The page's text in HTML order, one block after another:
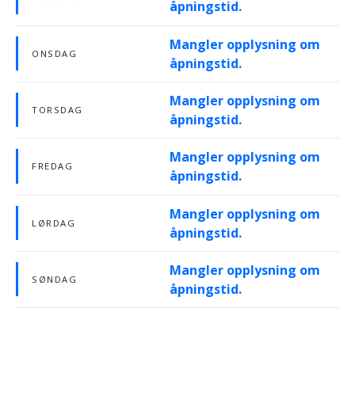
åpningstid.
ONSDAG
Mangler opplysning om
åpningstid.
TORSDAG
Mangler opplysning om
åpningstid.
FREDAG
Mangler opplysning om
åpningstid.
LØRDAG
Mangler opplysning om
åpningstid.
SØNDAG
Mangler opplysning om
åpningstid.